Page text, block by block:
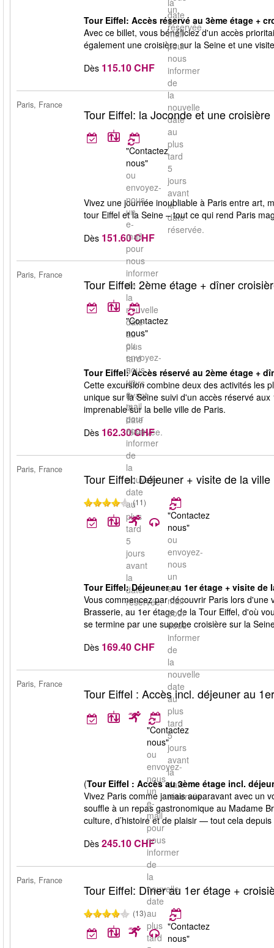
la
date
réservée.
un
e-
mail
pour
nous
informer
de
la
nouvelle
date
au
plus
tard
5
jours
avant
la
date
réservée.
Tour Eiffel: Accès réservé au 3ème étage +
Avec ce billet, vous bénéficiez d'un accès
également une croisière sur la Seine et une
Dès 115.10 CHF
Paris, France
Tour Eiffel: la Joconde et une croisière
"Contactez
nous"
ou
envoyez-
nous
un
e-
mail
pour
nous
informer
de
la
nouvelle
date
au
plus
tard
5
jours
avant
la
date
réservée.
Vivez une journée inoubliable à Paris entre art,
tour Eiffel et la Seine – tout ce qui rend Paris
Dès 151.60 CHF
Paris, France
Tour Eiffel: 2ème étage + dîner
"Contactez
nous"
ou
envoyez-
nous
un
e-
mail
pour
nous
informer
de
la
nouvelle
date
au
plus
tard
5
jours
avant
la
date
réservée.
Tour Eiffel: Accès réservé au 2ème étage +
Cette excursion combine deux des activités les
unique sur la Seine suivi d'un accès réservé
imprenable sur la belle ville de Paris.
Dès 162.30 CHF
Paris, France
Tour Eiffel: Déjeuner + visite de la
(11)
"Contactez
nous"
ou
envoyez-
nous
un
e-
mail
pour
nous
informer
de
la
nouvelle
date
au
plus
tard
5
jours
avant
la
date
réservée.
Tour Eiffel: Déjeuner au 1er étage + visite de
Vous commencez par découvrir Paris lors
Brasserie, au 1er étage de la Tour Eiffel, d'où
se termine par une superbe croisière sur la
Dès 169.40 CHF
Paris, France
Tour Eiffel : Accès incl. déjeuner au
"Contactez
nous"
ou
envoyez-
nous
un
e-
mail
pour
nous
informer
de
la
nouvelle
date
au
plus
tard
(Tour Eiffel : Accès au 3ème étage incl.
Vivez Paris comme jamais auparavant avec un
souffle à un repas gastronomique au Madame
culture, d’histoire et de plaisir — tout cela
Dès 245.10 CHF
Paris, France
Tour Eiffel: Dîner au 1er étage +
(13)
"Contactez
nous"